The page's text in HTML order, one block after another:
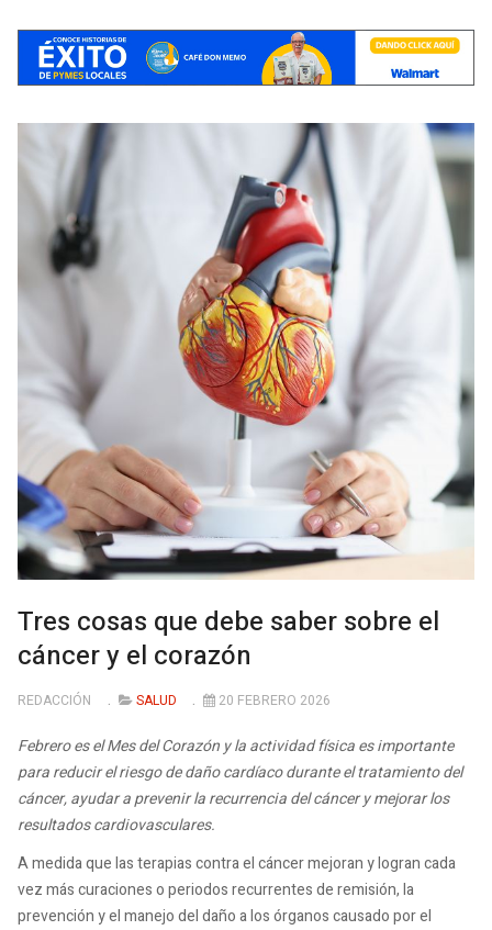
Tres cosas que debe saber sobre el
cáncer y el corazón
REDACCIÓN SALUD 20 FEBRERO 2026
Febrero es el Mes del Corazón y la actividad física es importante
para reducir el riesgo de daño cardíaco durante el tratamiento del
cáncer, ayudar a prevenir la recurrencia del cáncer y mejorar los
resultados cardiovasculares.
A medida que las terapias contra el cáncer mejoran y logran cada
vez más curaciones o periodos recurrentes de remisión, la
prevención y el manejo del daño a los órganos causado por el